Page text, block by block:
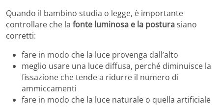
Quando il bambino studia o legge, è importante
controllare che la fonte luminosa e la posturasiano
corretti:
fare in modo che la luce provenga dall’alto
meglio usare una luce diffusa, perché diminuisce la
fissazione che tende a ridurre il numero di
ammiccamenti
fare in modo che la luce naturale o quella artificiale